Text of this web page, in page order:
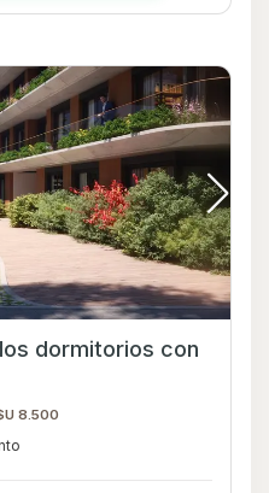
dormitorios con
8.500